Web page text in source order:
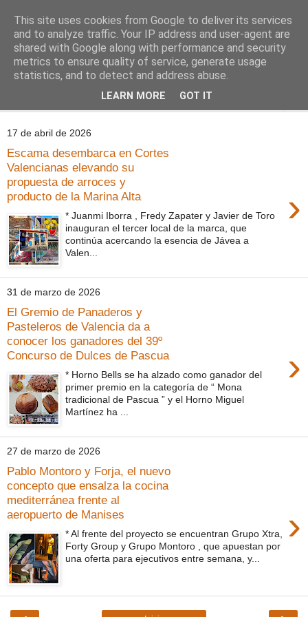
Comoju
La Cocina del Día a Día y el día a día de la Gastronomía
17 de abril de 2026
Escama desembarca en Cortes
Valencianas elevando su
propuesta de arroces y
producto de la Marina Alta
›
* Juanmi Iborra , Fredy Zapater y Javier de Toro
inauguran el tercer local de la marca, que
continúa acercando la esencia de Jávea a
Valen...
31 de marzo de 2026
El Gremio de Panaderos y
Pasteleros de Valencia da a
conocer los ganadores del 39º
Concurso de Dulces de Pascua
›
* Horno Bells se ha alzado como ganador del
primer premio en la categoría de “ Mona
tradicional de Pascua ” y el Horno Miguel
Martínez ha ...
27 de marzo de 2026
Pablo Montoro y Forja, el nuevo
concepto que ensalza la cocina
mediterránea frente al
aeropuerto de Manises
›
* Al frente del proyecto se encuentran Grupo Xtra,
Forty Group y Grupo Montoro , que apuestan por
una oferta para ejecutivos entre semana, y...
This site uses cookies from Google to deliver its services
and to analyze traffic. Your IP address and user-agent are
shared with Google along with performance and security
metrics to ensure quality of service, generate usage
statistics, and to detect and address abuse.
LEARN MORE GOT IT